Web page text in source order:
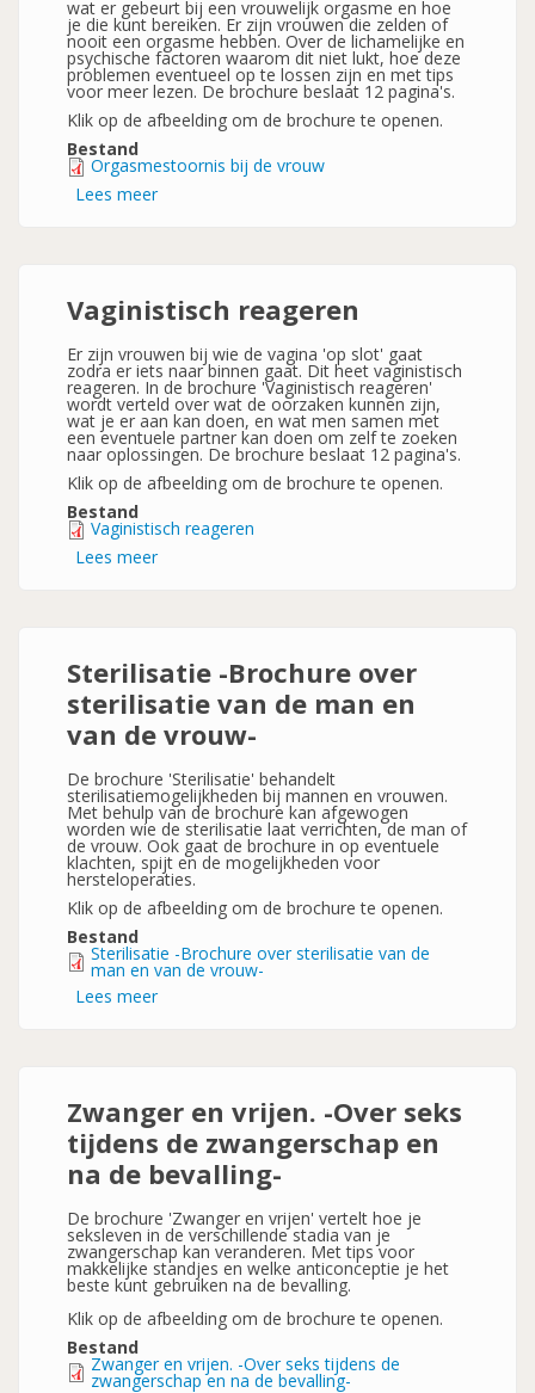
wat er gebeurt bij een vrouwelijk orgasme en hoe
je die kunt bereiken. Er zijn vrouwen die zelden of
nooit een orgasme hebben. Over de lichamelijke en
psychische factoren waarom dit niet lukt, hoe deze
problemen eventueel op te lossen zijn en met tips
voor meer lezen. De brochure beslaat 12 pagina's.
Klik op de afbeelding om de brochure te openen.
Bestand
Orgasmestoornis bij de vrouw
Lees meerover
Vaginistisch reageren
Er zijn vrouwen bij wie de vagina 'op slot' gaat
zodra er iets naar binnen gaat. Dit heet vaginistisch
reageren. In de brochure 'Vaginistisch reageren'
wordt verteld over wat de oorzaken kunnen zijn,
wat je er aan kan doen, en wat men samen met
een eventuele partner kan doen om zelf te zoeken
naar oplossingen. De brochure beslaat 12 pagina's.
Klik op de afbeelding om de brochure te openen.
Bestand
Vaginistisch reageren
Lees meerover
Sterilisatie -Brochure over
sterilisatie van de man en
van de vrouw-
De brochure 'Sterilisatie' behandelt
sterilisatiemogelijkheden bij mannen en vrouwen.
Met behulp van de brochure kan afgewogen
worden wie de sterilisatie laat verrichten, de man of
de vrouw. Ook gaat de brochure in op eventuele
klachten, spijt en de mogelijkheden voor
hersteloperaties.
Klik op de afbeelding om de brochure te openen.
Bestand
Sterilisatie -Brochure over sterilisatie van de
man en van de vrouw-
Lees meerover
de
man
en
de
Zwanger en vrijen. -Over seks
tijdens de zwangerschap en
na de bevalling-
De brochure 'Zwanger en vrijen' vertelt hoe je
seksleven in de verschillende stadia van je
zwangerschap kan veranderen. Met tips voor
makkelijke standjes en welke anticonceptie je het
beste kunt gebruiken na de bevalling.
Klik op de afbeelding om de brochure te openen.
Bestand
Zwanger en vrijen. -Over seks tijdens de
zwangerschap en na de bevalling-